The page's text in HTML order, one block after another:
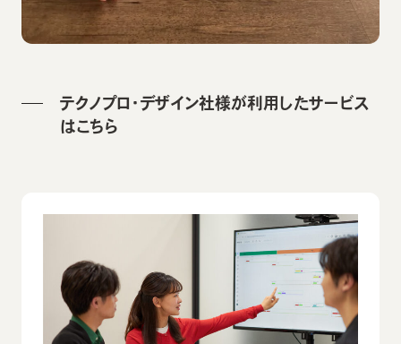
テクノプロ・デザイン社様が利用したサービス
はこちら